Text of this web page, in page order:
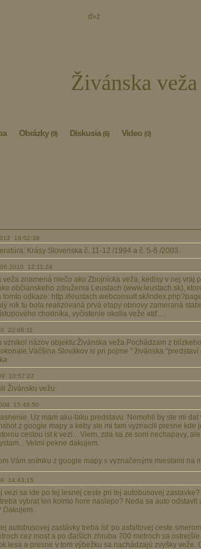
ď»ż
Živánska veža
Obrázky(9) Diskusia (6) Video (0)
18:02:38
Krásy Slovenska č. 11-12 /1994 a č. 5-6 /2003.
12:11:24
veža znamená niečo ako Zbojnícka veža, kedisy v nej vraj
občianskeho združenia Leustach (www.leustach.sk),
tomto odkaze: http://leustach.webconsult.sk/
rok tu bola realizovaná prvá etapy obnovy zameraná
chodníka, vyčistenie okolia veže atď.....
22:06:11
vznikol názov objektu:Živánska veža.Pochádzam z
Slovákov si pri pojme " živánska
10:57:22
Živánsku vežu.
15:48:50
Uz mam aku-taku predstavu. Nemohli by ste mi
z google mapy a keby ste mi tam vyznacili presne kde
cestou ist k vezi... Viem, zda sa ze som nechapavy,
Velmi pekne dakujem.
Vám snímku z google mapy s vyznačenými miestami na
14:43:15
vezi sa ide po tej lesnej ceste pri tej autobusovej
vybrat len kolmo hore naslepo? Neda sa auto odstavit
Dakujem .
autobusovej zastávky treba ísť po asfaltovej ceste
cez most a po ďalších zhruba 700 metroch sa
lesa a presne v tom výbežku sa nachádzajú zvyšky veže.